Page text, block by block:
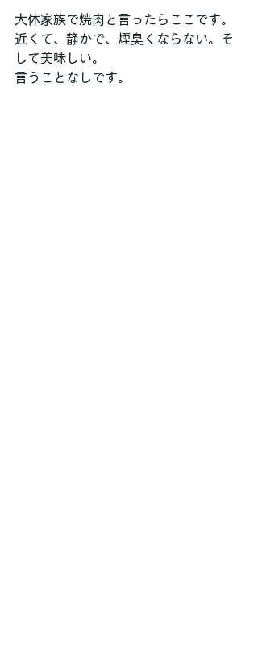
大体家族で焼肉と言ったらここです。
近くて、静かで、煙臭くならない。そ
して美味しい。
言うことなしです。